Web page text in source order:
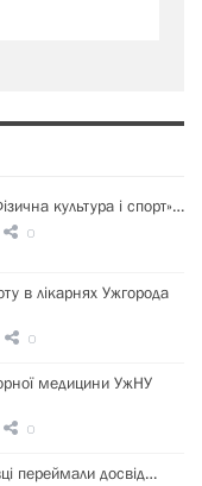
культура і спорт»…
0
в лікарнях Ужгорода
0
медицини УжНУ
0
переймали досвід…